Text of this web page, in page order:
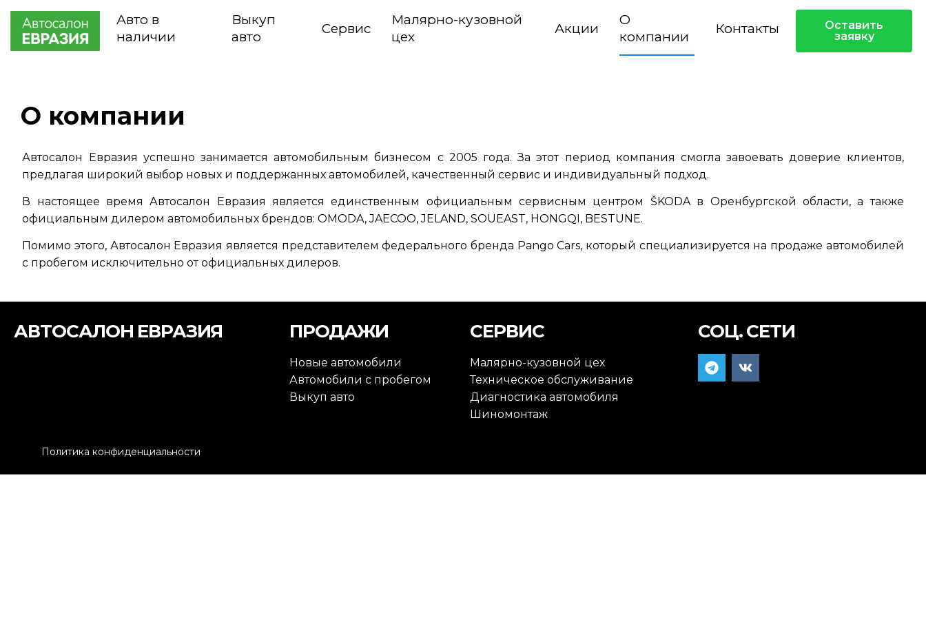
Авто в
наличии
Выкуп
авто
Сервис
Малярно-кузовной
цех
Акции
О
компании
Контакты
Оставить
заявку
О компании
Автосалон Евразия успешно занимается автомобильным бизнесом с 2005 года. За этот период компания смогла завоевать доверие клиентов,
предлагая широкий выбор новых и поддержанных автомобилей, качественный сервис и индивидуальный подход.
В настоящее время Автосалон Евразия является единственным официальным сервисным центром ŠKODA в Оренбургской области, а также
официальным дилером автомобильных брендов: OMODA, JAECOO, JELAND, SOUEAST, HONGQI, BESTUNE.
Помимо этого, Автосалон Евразия является представителем федерального бренда Pango Cars, который специализируется на продаже автомобилей
с пробегом исключительно от официальных дилеров.
АВТОСАЛОН ЕВРАЗИЯ ПРОДАЖИ
Новые автомобили
Автомобили с пробегом
Выкуп авто
СЕРВИС
Малярно-кузовной цех
Техническое обслуживание
Диагностика автомобиля
Шиномонтаж
СОЦ. СЕТИ
Политика конфиденциальности